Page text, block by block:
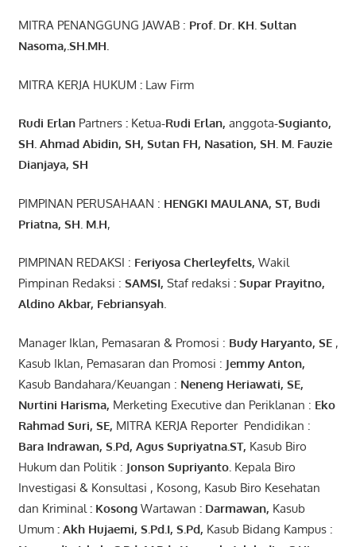
MITRA PENANGGUNG JAWAB : Prof. Dr. KH. Sultan
Nasoma,.SH.MH.
MITRA KERJA HUKUM : Law Firm
Rudi ErlanPartners : Ketua-Rudi Erlan, anggota-Sugianto,
SH. Ahmad Abidin, SH, SutanFH, Nasation, SH. M. Fauzie
Dianjaya, SH
PIMPINAN PERUSAHAAN : HENGKI MAULANA, ST, Budi
Priatna, SH . M.H,
PIMPINAN REDAKSI : Feriyosa Cherleyfelts, Wakil
Pimpinan Redaksi : SAMSI, Staf redaksi : Supar Prayitno,
Aldino Akbar, Febriansyah.
Manager Iklan, Pemasaran & Promosi : Budy Haryanto, SE,
Kasub Iklan, Pemasaran dan Promosi : Jemmy Anton,
Kasub Bandahara/Keuangan : Neneng Heriawati, SE,
Nurtini Harisma, Merketing Executive dan Periklanan : Eko
Rahmad Suri, SE, MITRA KERJA Reporter Pendidikan :
Bara Indrawan, S.Pd, Agus Supriyatna.ST, Kasub Biro
Hukum dan Politik : Jonson Supriyanto. Kepala Biro
Investigasi & Konsultasi , Kosong, Kasub Biro Kesehatan
dan Kriminal : KosongWartawan : Darmawan, Kasub
Umum : Akh Hujaemi, S.Pd.I, S.Pd, Kasub Bidang Kampus :